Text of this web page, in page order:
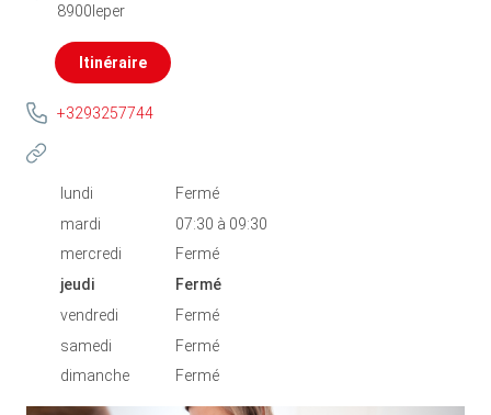
8900 Ieper
Itinéraire
+3293257744
lundi
Fermé
mardi
07:30 à 09:30
mercredi
Fermé
jeudi
Fermé
vendredi
Fermé
samedi
Fermé
dimanche
Fermé